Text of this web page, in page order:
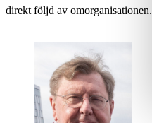
direkt följd av omorganisationen.